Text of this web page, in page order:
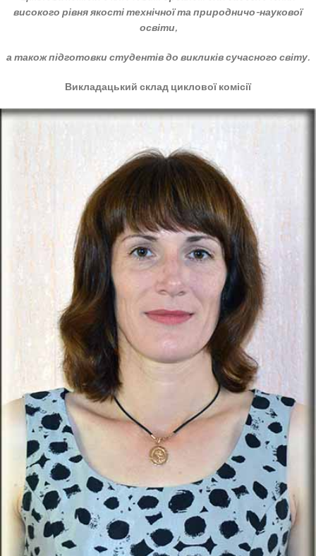
високого рівня якостітехнічної та природничо-наукової
освіти,
а також підготовки студентівдо викликів сучасного світу.
Викладацький склад циклової комісії